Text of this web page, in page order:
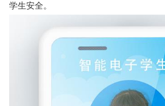
学生安全。